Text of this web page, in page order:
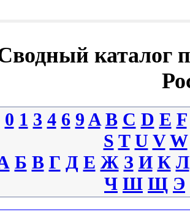
каталог
0 1 3 4 6 9 A B C D E F
S T U V W
Б В Г Д Е Ж З И К Л
Ч Ш Щ Э